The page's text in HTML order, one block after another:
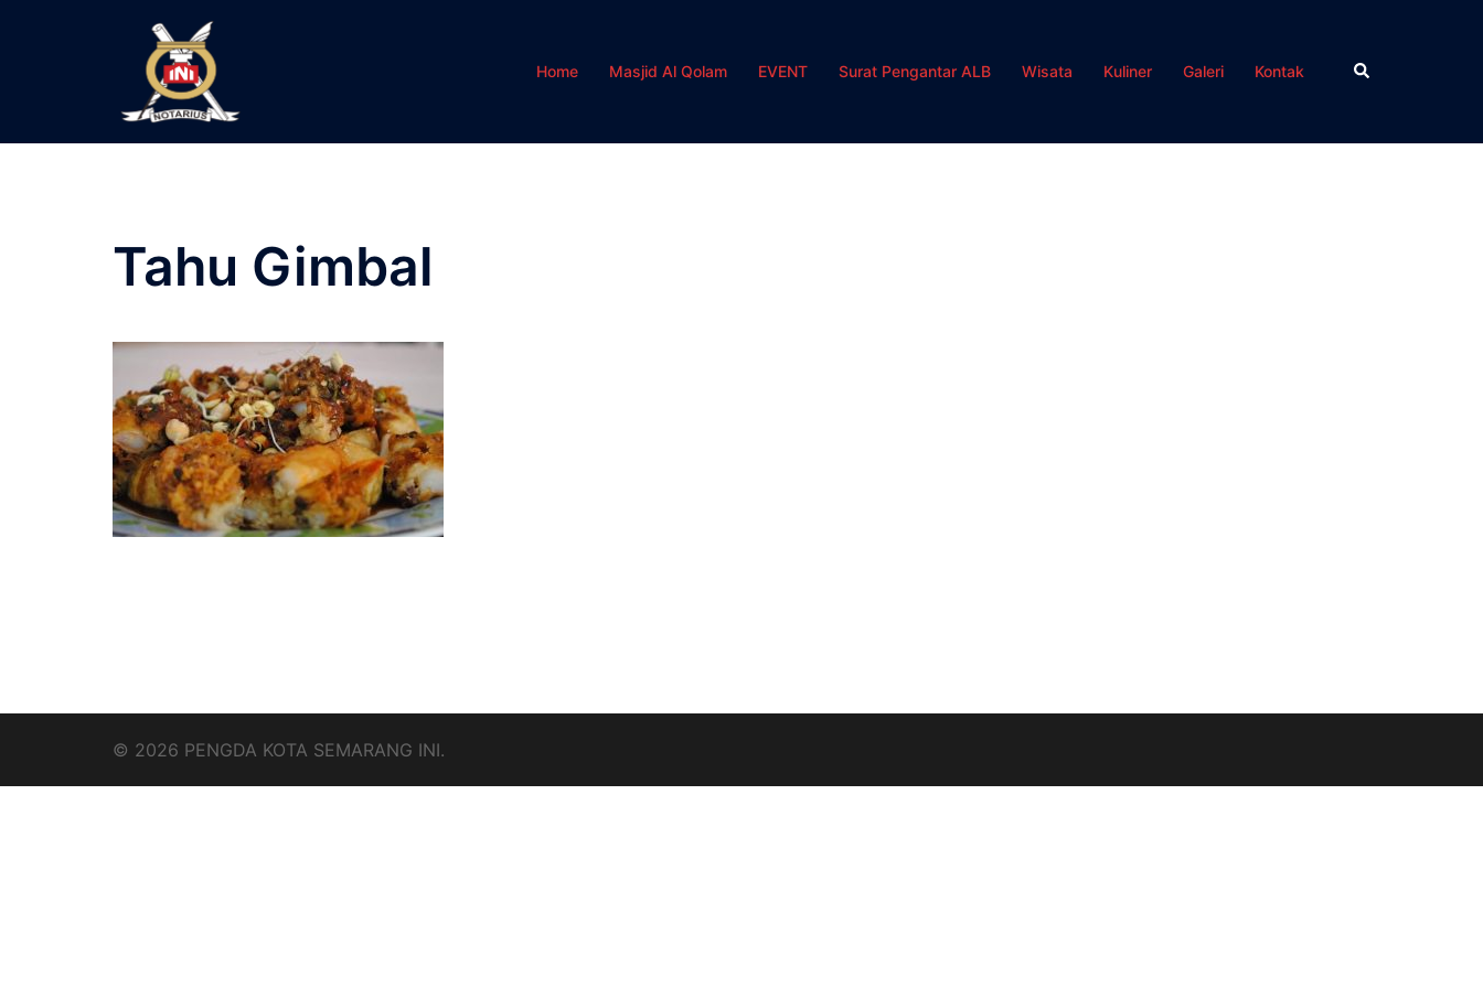
Home Masjid Al Qolam EVENT Surat Pengantar ALB Wisata Kuliner Galeri Kontak Search
Tahu Gimbal
© 2026 PENGDA KOTA SEMARANG INI.